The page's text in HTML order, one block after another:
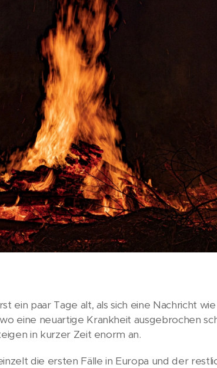
ein paar Tage alt, als sich eine Nachricht
eine neuartige Krankheit ausgebrochen
in kurzer Zeit enorm an.
die ersten Fälle in Europa und der